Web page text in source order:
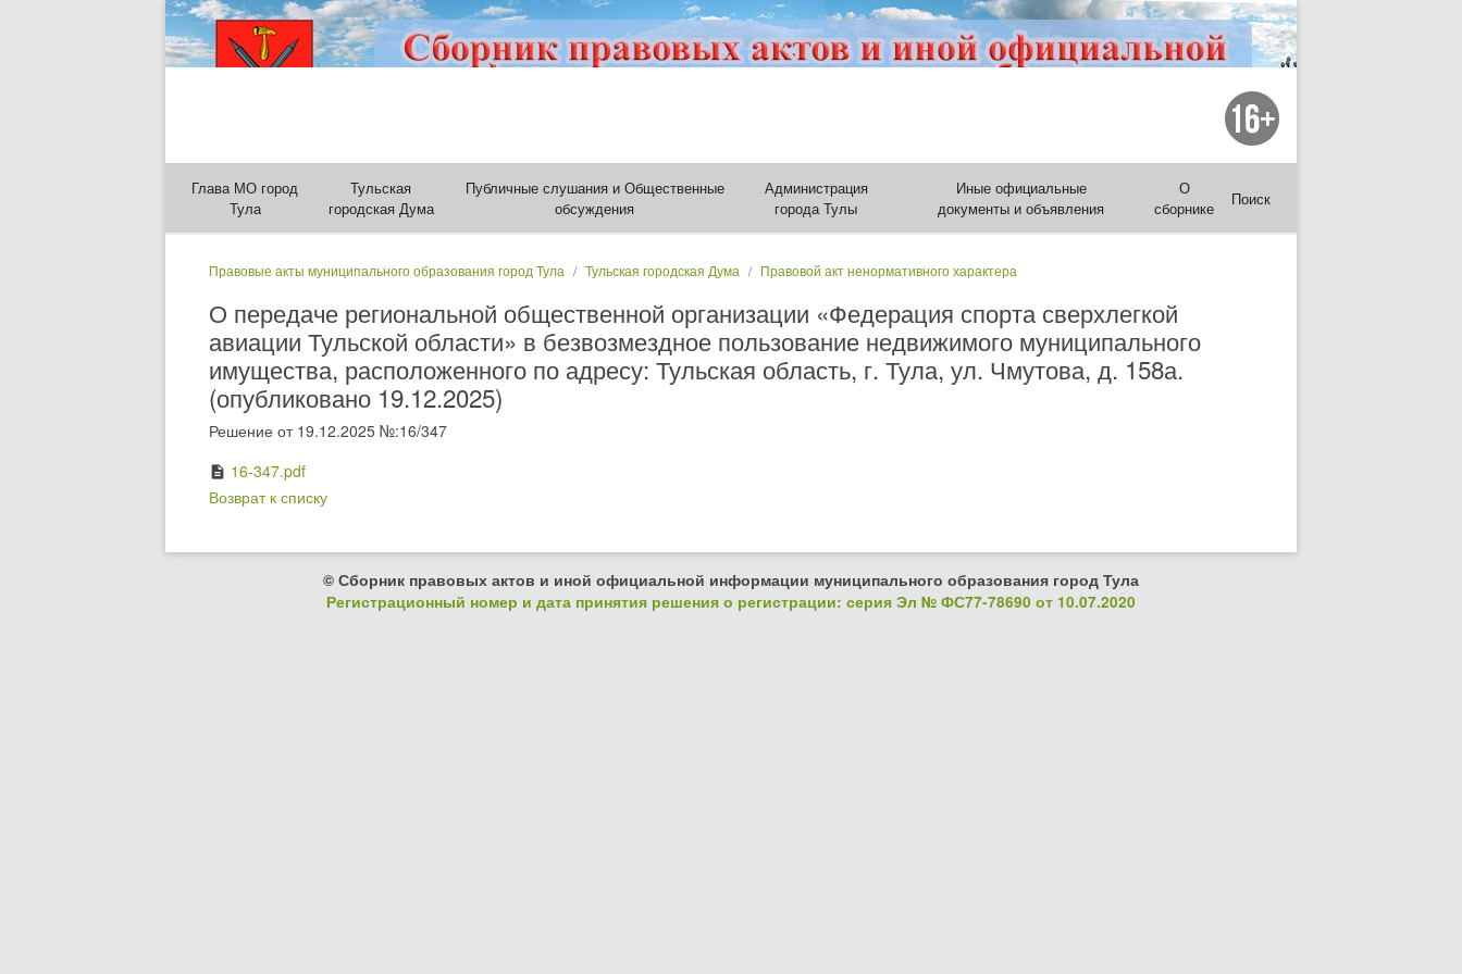
Глава МО город
Тула
Тульская
городская Дума
Публичные слушания и Общественные
обсуждения
Администрация
города Тулы
Иные официальные
документы и объявления
О
сборнике
Поиск
Правовые акты муниципального образования город Тула Тульская городская Дума Правовой акт ненормативного характера
О передаче региональной общественной организации «Федерация спорта сверхлегкой
авиации Тульской области» в безвозмездное пользование недвижимого муниципального
имущества, расположенного по адресу: Тульская область, г. Тула, ул. Чмутова, д. 158а.
(опубликовано 19.12.2025)
Решение от 19.12.2025 №:16/347
description 16-347.pdf
Возврат к списку
© Сборник правовых актов и иной официальной информации муниципального образования город Тула
Регистрационный номер и дата принятия решения о регистрации: серия Эл № ФС77-78690 от 10.07.2020